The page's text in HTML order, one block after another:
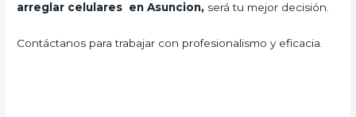
arreglar celulares en Asuncion, será tu mejor decisión.
Contáctanos para trabajar con profesionalismo y eficacia.